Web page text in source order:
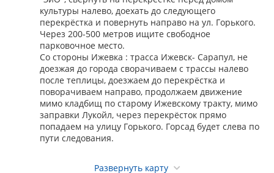
организацию и проведение выставки необходимо указать:
- клеймо собаки.
Взнос владельцу собаки возвращается только в случае
гибели собаки, подтвержденной справкой, выданной
Гос.вет.клиникой, если справка предоставлена в
оргкомитет выставки до окончания регистрации.
Коллективные заявки обсуждаются индивидуально!
Ветеринарные требования
культуры налево, доехать до следующего
перекрёстка и повернуть направо на ул. Горького.
Через 200-500 метров ищите свободное
парковочное место.
Со стороны Ижевка : трасса Ижевск- Сарапул, не
доезжая до города сворачиваем с трассы налево
после теплицы, доезжаем до перекрёстка и
поворачиваем направо, продолжаем движение
мимо кладбищ по старому Ижевскому тракту, мимо
заправки Лукойл, через перекрёсток прямо
попадаем на улицу Горького. Горсад будет слева по
пути следования.
Развернуть карту